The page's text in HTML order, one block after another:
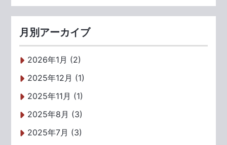
月別アーカイブ
2026年1月 (2)
2025年12月 (1)
2025年11月 (1)
2025年8月 (3)
2025年7月 (3)